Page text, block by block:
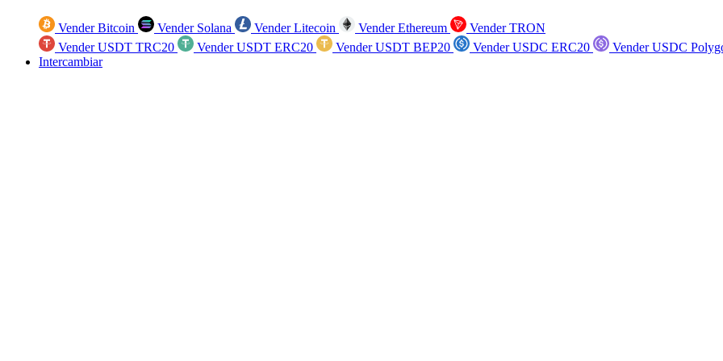
Vender Bitcoin Vender Solana Vender Litecoin Vender Ethereum
Vender TRON
Vender USDT TRC20
Vender USDT ERC20 Vender USDT BEP20 Vender USDC ERC20
Vender USDC
Intercambiar